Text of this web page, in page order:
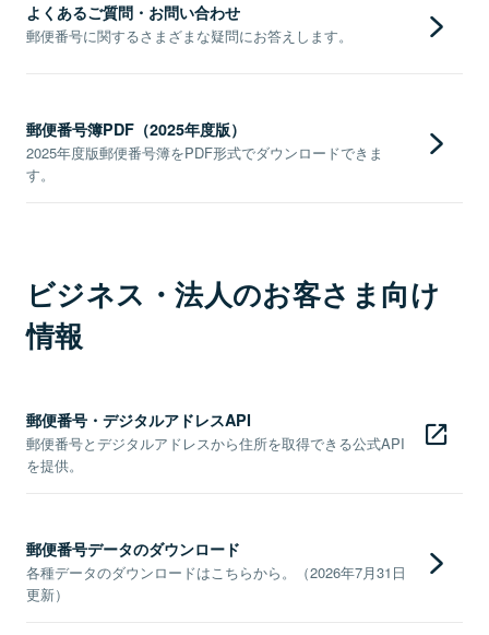
よくあるご質問・お問い合わせ
郵便番号に関するさまざまな疑問にお答えします。
郵便番号簿PDF（2025年度版）
2025年度版郵便番号簿をPDF形式でダウンロードできま
す。
ビジネス・法人のお客さま向け
情報
郵便番号・デジタルアドレスAPI
郵便番号とデジタルアドレスから住所を取得できる公式API
を提供。
郵便番号データのダウンロード
各種データのダウンロードはこちらから。（2026年7月31日
更新）